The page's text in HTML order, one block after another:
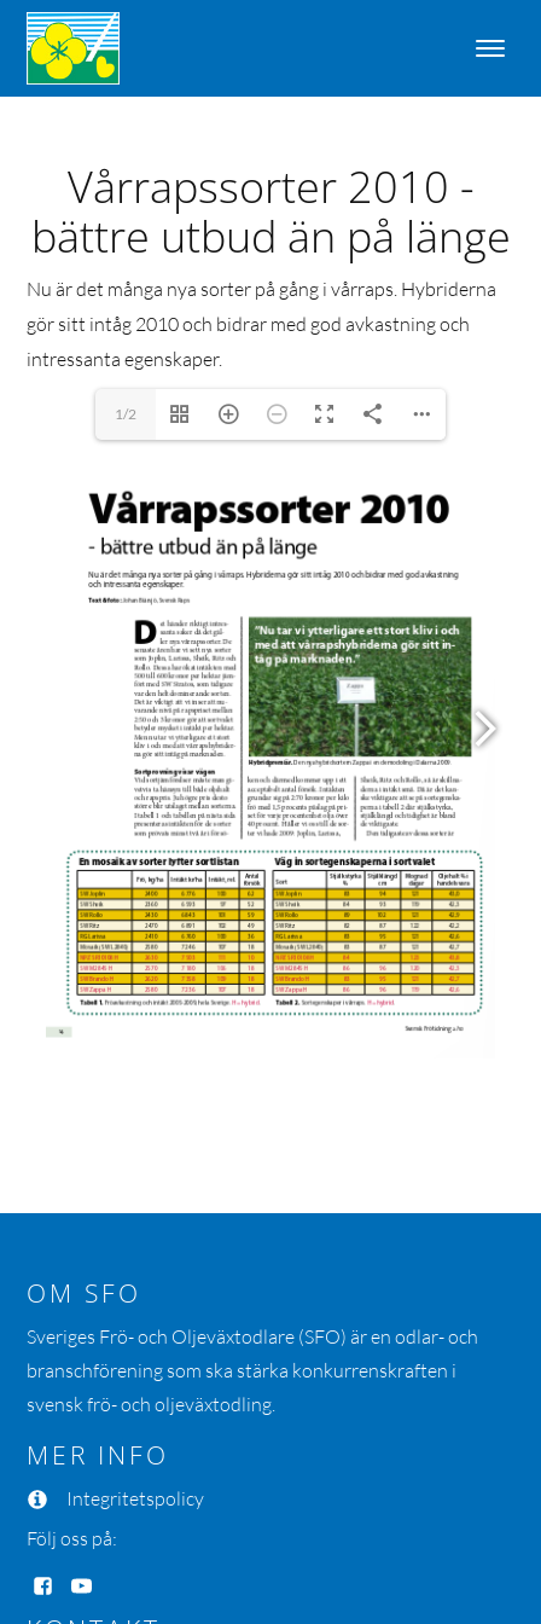
Vårrapssorter 2010 -
bättre utbud än på länge
Nu är det många nya sorter på gång i vårraps. Hybriderna
gör sitt intåg 2010 och bidrar med god avkastning och
intressanta egenskaper.
1/2
OM SFO
Sveriges Frö- och Oljeväxtodlare (SFO) är en odlar- och
branschförening som ska stärka konkurrenskraften i
svensk frö- och oljeväxtodling.
MER INFO
Integritetspolicy
Följ oss på: